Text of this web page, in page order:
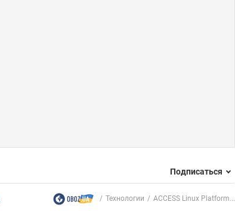
Подписаться
Технологии ACCESS Linux Platform...